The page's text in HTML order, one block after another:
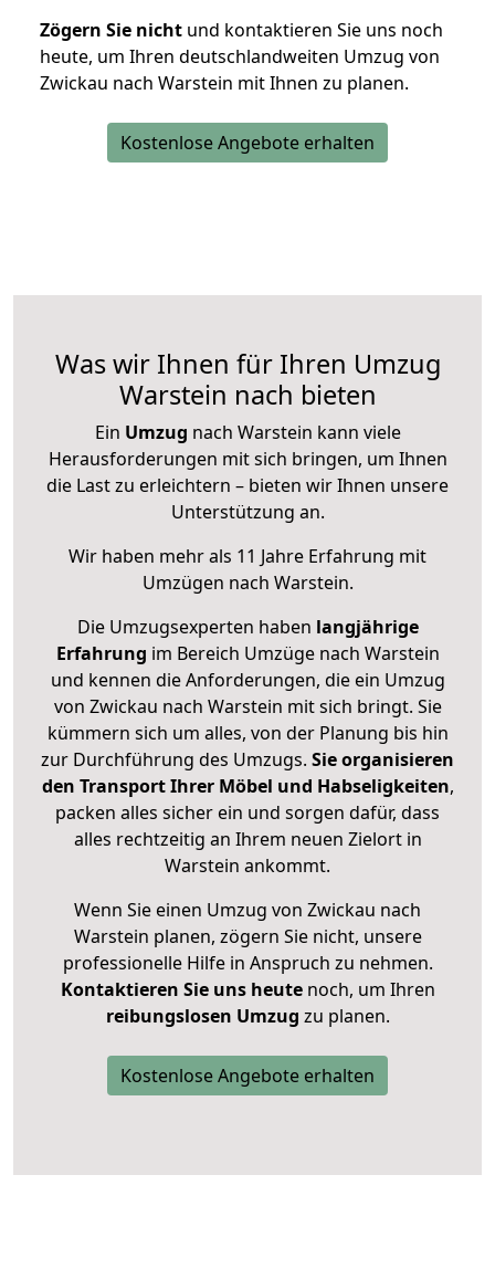
Zögern Sie nicht und kontaktieren Sie uns noch
heute, um Ihren deutschlandweiten Umzug von
Zwickau nach Warstein mit Ihnen zu planen.
Kostenlose Angebote erhalten
Was wir Ihnen für Ihren Umzug
Warstein nach bieten
Ein Umzug nach Warstein kann viele
Herausforderungen mit sich bringen, um Ihnen
die Last zu erleichtern – bieten wir Ihnen unsere
Unterstützung an.
Wir haben mehr als 11 Jahre Erfahrung mit
Umzügen nach Warstein.
Die Umzugsexperten haben langjährige
Erfahrung im Bereich Umzüge nach Warstein
und kennen die Anforderungen, die ein Umzug
von Zwickau nach Warstein mit sich bringt. Sie
kümmern sich um alles, von der Planung bis hin
zur Durchführung des Umzugs. Sie organisieren
den Transport Ihrer Möbel und Habseligkeiten,
packen alles sicher ein und sorgen dafür, dass
alles rechtzeitig an Ihrem neuen Zielort in
Warstein ankommt.
Wenn Sie einen Umzug von Zwickau nach
Warstein planen, zögern Sie nicht, unsere
professionelle Hilfe in Anspruch zu nehmen.
Kontaktieren Sie uns heutenoch, um Ihren
reibungslosen Umzug zu planen.
Kostenlose Angebote erhalten